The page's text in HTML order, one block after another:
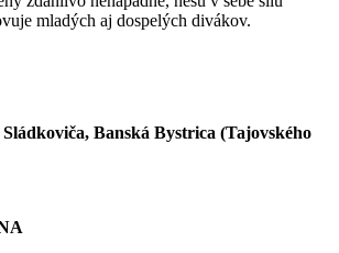
mladých aj dospelých divákov.
Banská Bystrica (Tajovského